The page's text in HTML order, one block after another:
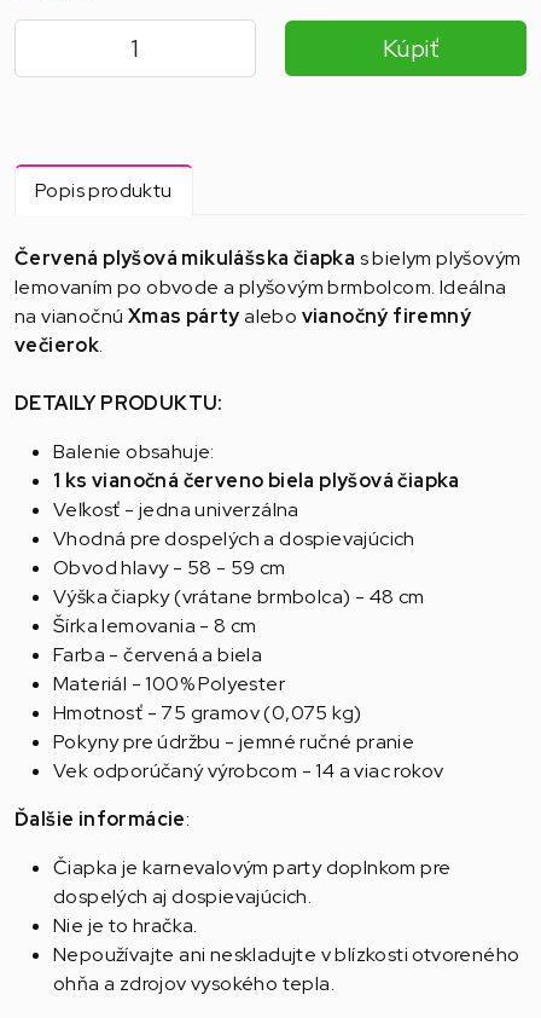
Kúpiť
Popis produktu
Červená plyšová mikulášska čiapka s bielym plyšovým
lemovaním po obvode a plyšovým brmbolcom. Ideálna
na vianočnú Xmas pártyalebo vianočný firemný
večierok.
DETAILY PRODUKTU:
Balenie obsahuje:
1 ks vianočná červeno biela plyšová čiapka
Veľkosť - jedna univerzálna
Vhodná pre dospelých a dospievajúcich
Obvod hlavy - 58 - 59 cm
Výška čiapky (vrátane brmbolca) - 48 cm
Šírka lemovania - 8 cm
Farba - červená a biela
Materiál - 100% Polyester
Hmotnosť - 75 gramov (0,075 kg)
Pokyny pre údržbu - jemné ručné pranie
Vek odporúčaný výrobcom - 14 a viac rokov
Ďalšie informácie:
Čiapka je karnevalovým party doplnkom pre
dospelých aj dospievajúcich.
Nie je to hračka.
Nepoužívajte ani neskladujte v blízkosti otvoreného
ohňa a zdrojov vysokého tepla.